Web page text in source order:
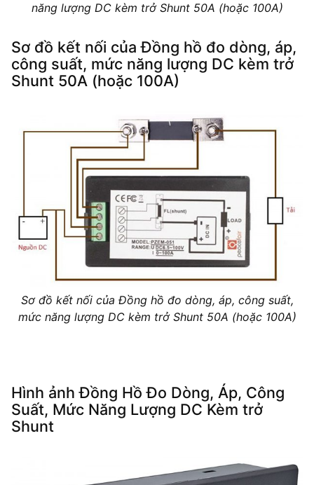
năng lượng DC kèm trở Shunt 50A (hoặc 100A)
Sơ đồ kết nối của Đồng hồ đo dòng, áp,
công suất, mức năng lượng DC kèm trở
Shunt 50A (hoặc 100A)
Sơ đồ kết nối của Đồng hồ đo dòng, áp, công suất,
mức năng lượng DC kèm trở Shunt 50A (hoặc 100A)
Hình ảnh Đồng Hồ Đo Dòng, Áp, Công
Suất, Mức Năng Lượng DC Kèm trở
Shunt